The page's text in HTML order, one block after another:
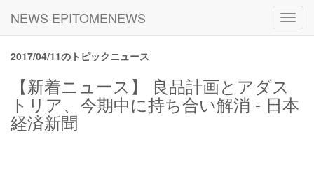
NEWS EPITOMENEWS
2017/04/11のトピックニュース
【新着ニュース】 良品計画とアダス
トリア、今期中に持ち合い解消 - 日本
経済新聞